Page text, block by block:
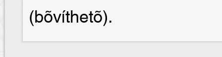
(bõvíthetõ).